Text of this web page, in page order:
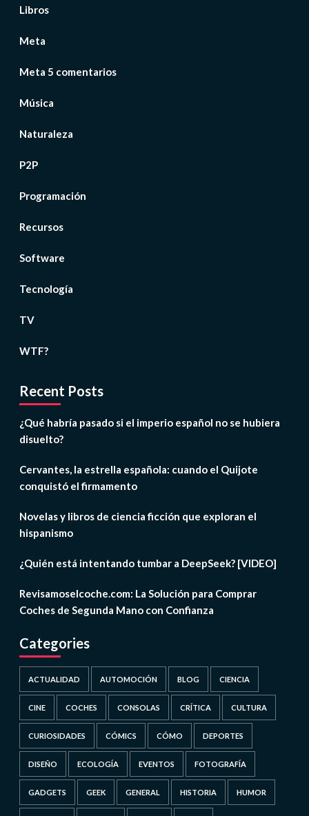
Libros
Meta
Meta 5 comentarios
Música
Naturaleza
P2P
Programación
Recursos
Software
Tecnología
TV
WTF?
Recent Posts
¿Qué habría pasado si el imperio español no se hubiera
disuelto?
Cervantes, la estrella española: cuando el Quijote
conquistó el firmamento
Novelas y libros de ciencia ficción que exploran el
hispanismo
¿Quién está intentando tumbar a DeepSeek? [VIDEO]
Revisamoselcoche.com: La Solución para Comprar
Coches de Segunda Mano con Confianza
Categories
ACTUALIDAD AUTOMOCIÓN BLOG CIENCIA
CINE COCHES CONSOLAS CRÍTICA CULTURA
CURIOSIDADES CÓMICS CÓMO DEPORTES
DISEÑO ECOLOGÍA EVENTOS FOTOGRAFÍA
GADGETS GEEK GENERAL HISTORIA HUMOR